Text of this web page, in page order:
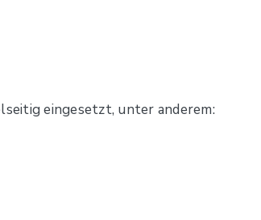
eingesetzt, unter anderem: